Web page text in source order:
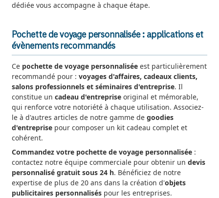
dédiée vous accompagne à chaque étape.
Pochette de voyage personnalisée : applications et
évènements recommandés
Ce pochette de voyage personnalisée est particulièrement
recommandé pour : voyages d'affaires, cadeaux clients,
salons professionnels et séminaires d'entreprise. Il
constitue un cadeau d'entreprise original et mémorable,
qui renforce votre notoriété à chaque utilisation. Associez-
le à d'autres articles de notre gamme de goodies
d'entreprise pour composer un kit cadeau complet et
cohérent.
Commandez votre pochette de voyage personnalisée :
contactez notre équipe commerciale pour obtenir un devis
personnalisé gratuit sous 24 h. Bénéficiez de notre
expertise de plus de 20 ans dans la création d'objets
publicitaires personnalisés pour les entreprises.